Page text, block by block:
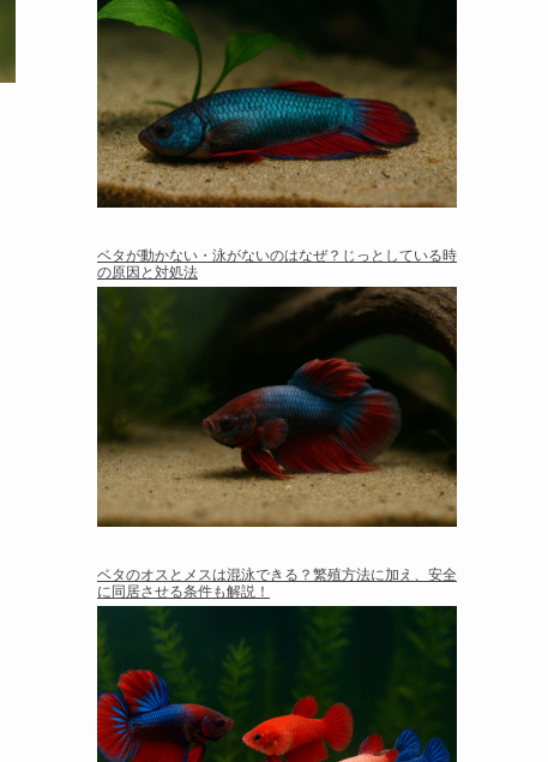
ベタが動かない・泳がないのはなぜ？じっとしている時
の原因と対処法
ベタのオスとメスは混泳できる？繁殖方法に加え、安全
に同居させる条件も解説！